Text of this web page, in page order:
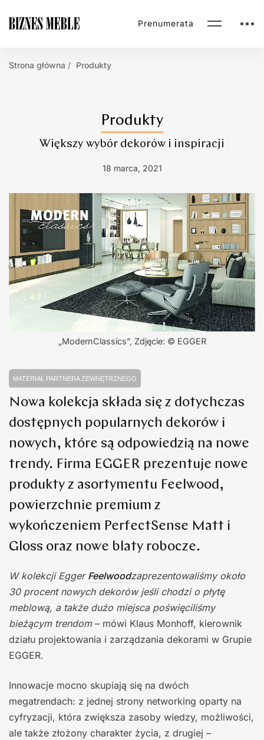
Prenumerata
Strona główna Produkty
Produkty
Większy wybór dekorów i inspiracji
18 marca, 2021
„ModernClassics”, Zdjęcie: © EGGER
MATERIAŁ PARTNERA ZEWNĘTRZNEGO
Nowa kolekcja składa się z dotychczas
dostępnych popularnych dekorów i
nowych, które są odpowiedzią na nowe
trendy. Firma EGGER prezentuje nowe
produkty z asortymentu Feelwood,
powierzchnie premium z
wykończeniem PerfectSense Matt i
Gloss oraz nowe blaty robocze.
W kolekcji Egger Feelwoodzaprezentowaliśmy około
30 procent nowych dekorów jeśli chodzi o płytę
meblową, a także dużo miejsca poświęciliśmy
bieżącym trendom– mówi Klaus Monhoff, kierownik
działu projektowania i zarządzania dekorami w Grupie
EGGER.
Innowacje mocno skupiają się na dwóch
megatrendach: z jednej strony networking oparty na
cyfryzacji, która zwiększa zasoby wiedzy, możliwości,
ale także złożony charakter życia, z drugiej –